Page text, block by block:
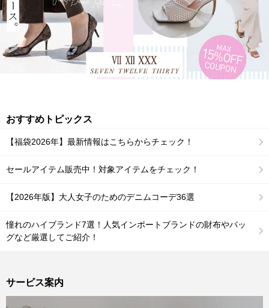
おすすめトピックス
【福袋2026年】最新情報はこちらからチェック！
セールアイテム販売中！対象アイテムをチェック！
【2026年版】大人女子のためのデニムコーデ36選
憧れのハイブランド7選！人気インポートブランドの財布やバッ
グなど厳選してご紹介！
サービス案内